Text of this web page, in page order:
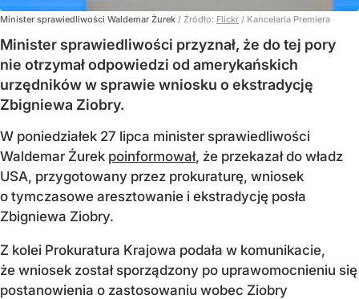
Minister sprawiedliwości Waldemar Żurek / Źródło: Flickr / Kancelaria Premiera
Minister sprawiedliwości przyznał, że do tej pory
nie otrzymał odpowiedzi od amerykańskich
urzędników w sprawie wniosku o ekstradycję
Zbigniewa Ziobry.
W poniedziałek 27 lipca minister sprawiedliwości
Waldemar Żurek poinformował, że przekazał do władz
USA, przygotowany przez prokuraturę, wniosek
o tymczasowe aresztowanie i ekstradycję posła
Zbigniewa Ziobry.
Z kolei Prokuratura Krajowa podała w komunikacie,
że wniosek został sporządzony po uprawomocnieniu się
postanowienia o zastosowaniu wobec Ziobry